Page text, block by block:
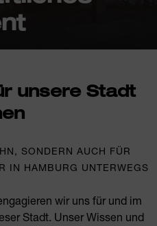
unsere Stadt
SONDERN AUCH FÜR
IN HAMBURG UNTERWEGS
wir uns für und im
Stadt. Unser Wissen und